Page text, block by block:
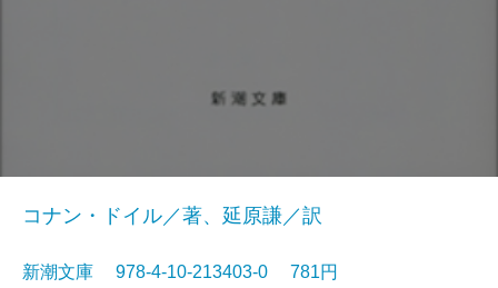
コナン・ドイル／著、延原謙／訳
新潮文庫 978-4-10-213403-0 781円